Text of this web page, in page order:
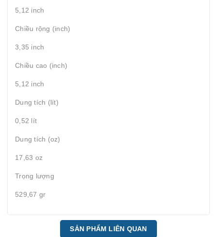
5,12 inch
Chiều rộng (inch)
3,35 inch
Chiều cao (inch)
5,12 inch
Dung tích (lít)
0,52 lít
Dung tích (oz)
17,63 oz
Trọng lượng
529,67 gr
SẢN PHẨM LIÊN QUAN